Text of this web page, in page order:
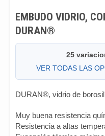
EMBUDO VIDRIO,
DURAN®
25
VER TODAS LAS
DURAN®, vidrio de
Muy buena resistencia
Resistencia a altas